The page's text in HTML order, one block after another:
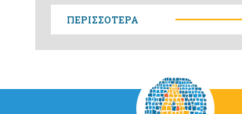
ΠΕΡΙΣΣΟΤΕΡΑ